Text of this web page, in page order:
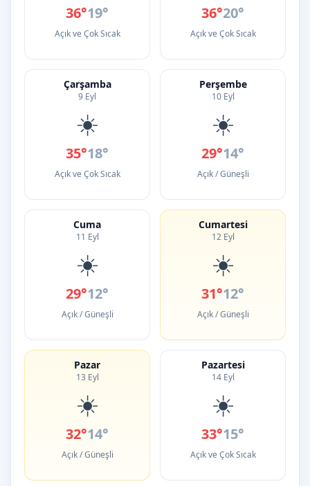
36°19°
Açık ve Çok Sıcak
36°20°
Açık ve Çok Sıcak
Çarşamba
9 Eyl
☀️
35°18°
Açık ve Çok Sıcak
Perşembe
10 Eyl
☀️
29°14°
Açık / Güneşli
Cuma
11 Eyl
☀️
29°12°
Açık / Güneşli
Cumartesi
12 Eyl
☀️
31°12°
Açık / Güneşli
Pazar
13 Eyl
☀️
32°14°
Açık / Güneşli
Pazartesi
14 Eyl
☀️
33°15°
Açık ve Çok Sıcak